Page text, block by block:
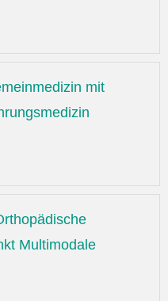
mit
Multimodale